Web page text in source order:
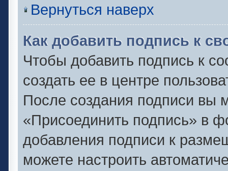
Вернуться наверх
Как добавить подпись к
Чтобы добавить подпись к
создать ее в центре
После создания подписи вы
«Присоединить подпись» в
добавления подписи к
можете настроить